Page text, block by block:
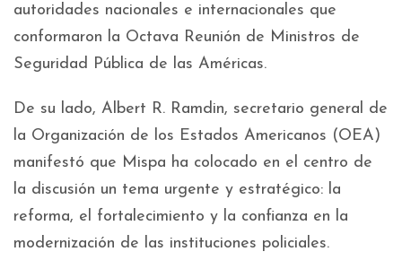
autoridades nacionales e internacionales que
conformaron la Octava Reunión de Ministros de
Seguridad Pública de las Américas.
De su lado, Albert R. Ramdin, secretario general de
la Organización de los Estados Americanos (OEA)
manifestó que Mispa ha colocado en el centro de
la discusión un tema urgente y estratégico: la
reforma, el fortalecimiento y la confianza en la
modernización de las instituciones policiales.